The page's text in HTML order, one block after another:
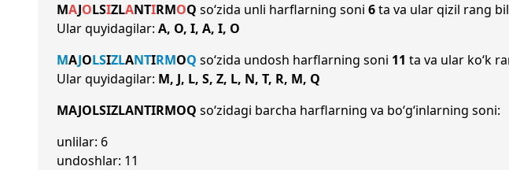
MAJOLSIZLANTIRMOQ so‘zida unli harflarning soni 6ta va ular qizil rang
Ular quyidagilar: A, O, I, A, I, O
MAJOLSIZLANTIRMOQ so‘zida undosh harflarning soni 11 ta va ular ko‘k
Ular quyidagilar: M, J, L, S, Z, L, N, T, R, M, Q
MAJOLSIZLANTIRMOQ so‘zidagi barcha harflarning va bo‘g‘inlarning soni:
unlilar: 6
undoshlar: 11